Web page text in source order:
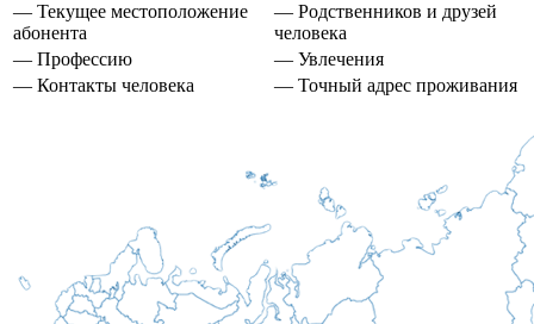
— Текущее местоположение
абонента
— Родственников и друзей
человека
— Профессию
— Увлечения
— Контакты человека
— Точный адрес проживания